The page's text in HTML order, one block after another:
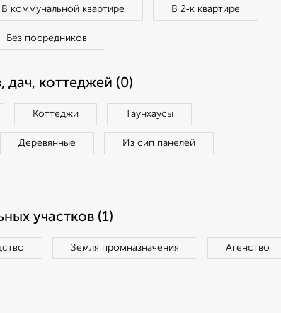
В коммунальной квартире В 2‑к квартире
Без посредников
коттеджей (0)
Коттеджи Таунхаусы
Деревянные Из сип панелей
участков (1)
Земля промназначения Агенство